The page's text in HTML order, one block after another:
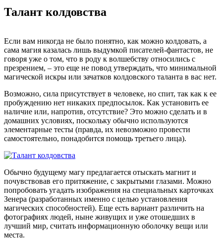
Талант колдовства
Если вам никогда не было понятно, как можно колдовать, а
сама магия казалась лишь выдумкой писателей-фантастов, не
говоря уже о том, что в роду к волшебству относились с
презрением, – это еще не повод утверждать, что минимальной
магической искры или зачатков колдовского таланта в вас нет.
Возможно, сила присутствует в человеке, но спит, так как к ее
пробуждению нет никаких предпосылок. Как установить ее
наличие или, напротив, отсутствие? Это можно сделать и в
домашних условиях, поскольку обычно используются
элементарные тесты (правда, их невозможно провести
самостоятельно, понадобится помощь третьего лица).
Обычно будущему магу предлагается отыскать магнит и
почувствовав его притяжение, с закрытыми глазами. Можно
попробовать угадать изображения на специальных карточках
Зенера (разработанных именно с целью установления
магических способностей). Еще есть вариант различить на
фотографиях людей, ныне живущих и уже отошедших в
лучший мир, считать информационную оболочку вещи или
места.